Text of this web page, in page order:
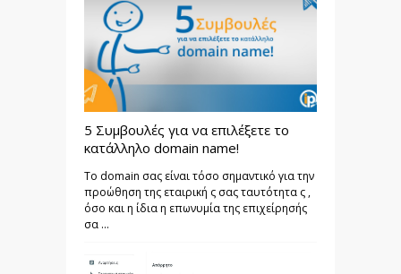
5 Συμβουλές για να επιλέξετε το
κατάλληλο domain name!
Το domain σας είναι τόσο σημαντικό για την
προώθηση της εταιρική ς σας ταυτότητα ς ,
όσο και η ίδια η επωνυμία της επιχείρησής
σα ...